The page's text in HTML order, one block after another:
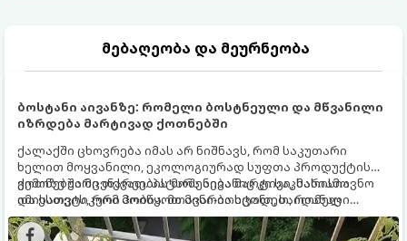
მებაღეობა და მეურნეობა
ბოსტანი აივანზე: რომელი ბოსტნეული და მწვანილი
იზრდება მარტივად ქოთნებში
ქალაქში ცხოვრება იმას არ ნიშნავს, რომ საკუთარი
ხელით მოყვანილი, ეკოლოგიურად სუფთა პროდუქტის
გემოზე უარი თქვათ. პატარა აივანიც კი საკმარისია
იმისათვის, რომ მოიწყოთ მინი-ბოსტანი, საიდანაც
ყოველდღიურად ახალ, არომატულ მწვანილსა და
ბოსტნეულს მოკრეფთ.
ქოთნებში მცენარეების მოშენება მარტივი, სასიამოვნო
და ესთეტიკური ჰობია. მთავარია იცოდეთ, რომელი
კულტურები ეგუებიან ქოთნის პირობებს ყველაზე კარგად
და როგორ მოუაროთ მათ სწორად.